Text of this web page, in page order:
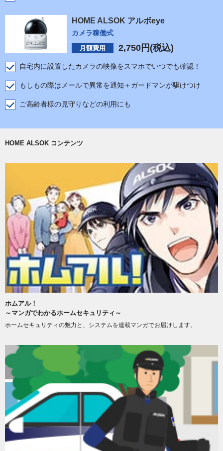
HOME ALSOK アルボeye
カメラ稼働式
月額費用 2,750 円(税込)
自宅内に設置したカメラの映像をスマホでいつでも確認！
もしもの際はメールで異常を通知＋ガードマンが駆けつけ
ご高齢者様の見守りなどの利用にも
HOME ALSOK コンテンツ
ホムアル！
～マンガでわかるホームセキュリティ～
ホームセキュリティの魅力と、システムを連載マンガでお届けします。